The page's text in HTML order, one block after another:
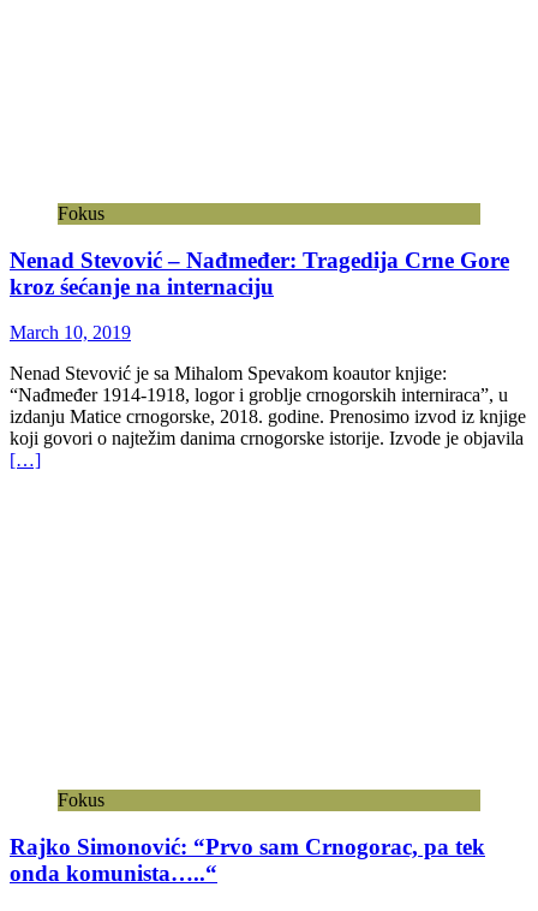
Fokus
Nenad Stevović – Nađmeđer: Tragedija Crne Gore
kroz śećanje na internaciju
March 10, 2019
Nenad Stevović je sa Mihalom Spevakom koautor knjige:
“Nađmeđer 1914-1918, logor i groblje crnogorskih interniraca”, u
izdanju Matice crnogorske, 2018. godine. Prenosimo izvod iz knjige
koji govori o najtežim danima crnogorske istorije. Izvode je objavila
[…]
Fokus
Rajko Simonović: “Prvo sam Crnogorac, pa tek
onda komunista…..“